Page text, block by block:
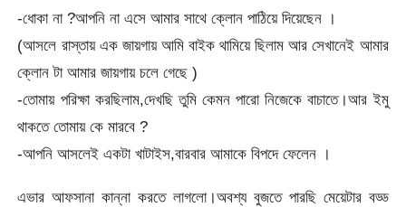
-ধোকা না ?আপনি না এসে আমার সাথে ক্লোন পাঠিয়ে দিয়েছেন ।
(আসলে রাস্তায় এক জায়গায় আমি বাইক থামিয়ে ছিলাম আর সেখানেই আমার
ক্লোন টা আমার জায়গায় চলে গেছে )
-তোমায় পরিক্ষা করছিলাম,দেখছি তুমি কেমন পারো নিজেকে বাচাতে।আর ইমু
থাকতে তোমায় কে মারবে ?
-আপনি আসলেই একটা খাটাইস,বারবার আমাকে বিপদে ফেলেন ।
এভার আফসানা কান্না করতে লাগলো।অবশ্য বুজতে পারছি মেয়েটার বড্ড